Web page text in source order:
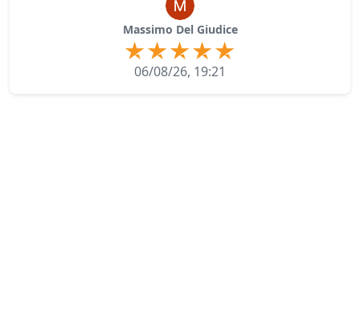
Massimo Del Giudice
06/08/26, 19:21